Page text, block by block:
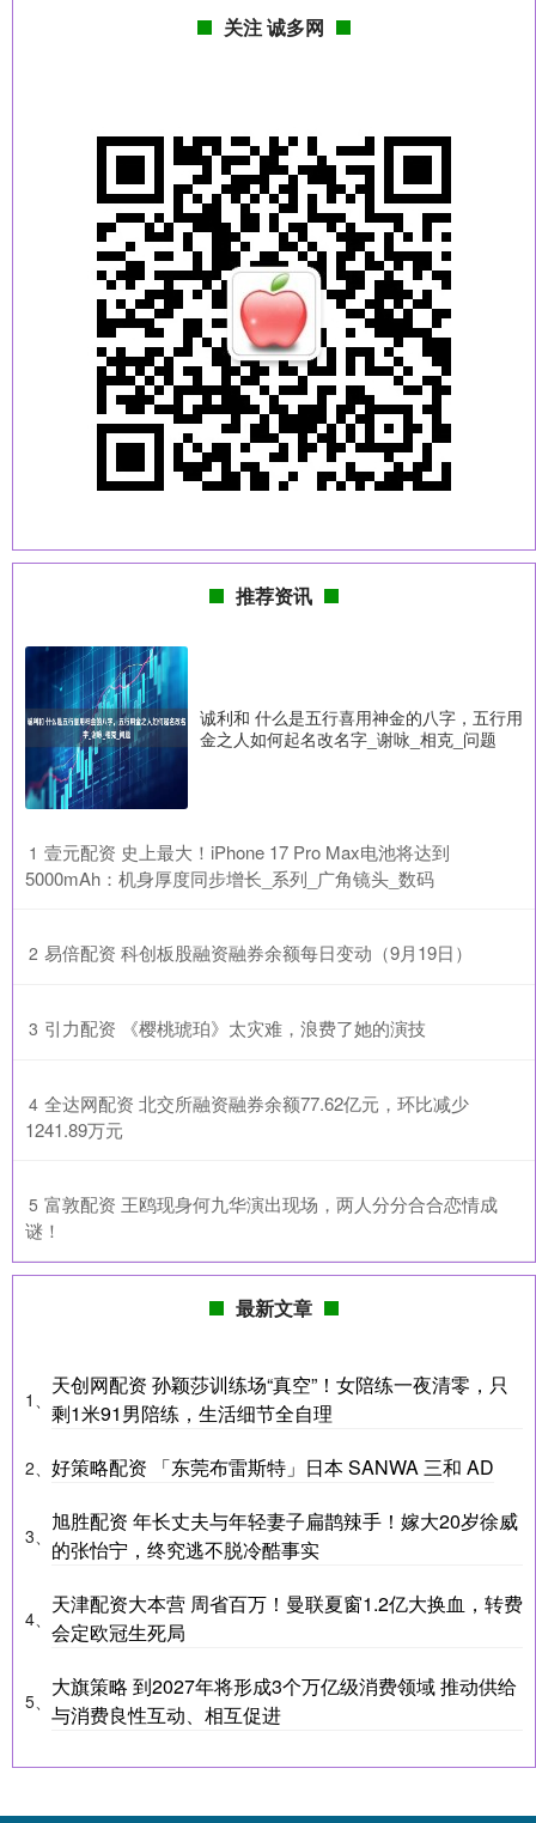
关注 诚多网
推荐资讯
诚利和 什么是五行喜用神金的八字，五行用
金之人如何起名改名字_谢咏_相克_问题
1 ​壹元配资 史上最大！iPhone 17 Pro Max电池将达到
5000mAh：机身厚度同步增长_系列_广角镜头_数码
2 ​易倍配资 科创板股融资融券余额每日变动（9月19日）
3 ​引力配资 《樱桃琥珀》太灾难，浪费了她的演技
4 ​全达网配资 北交所融资融券余额77.62亿元，环比减少
1241.89万元
5 ​富敦配资 王鸥现身何九华演出现场，两人分分合合恋情成
谜！
最新文章
1、
天创网配资 孙颖莎训练场“真空”！女陪练一夜清零，只
剩1米91男陪练，生活细节全自理
2、 好策略配资 「东莞布雷斯特」日本 SANWA 三和 AD
3、
旭胜配资 年长丈夫与年轻妻子扁鹊辣手！嫁大20岁徐威
的张怡宁，终究逃不脱冷酷事实
4、
天津配资大本营 周省百万！曼联夏窗1.2亿大换血，转费
会定欧冠生死局
5、
大旗策略 到2027年将形成3个万亿级消费领域 推动供给
与消费良性互动、相互促进